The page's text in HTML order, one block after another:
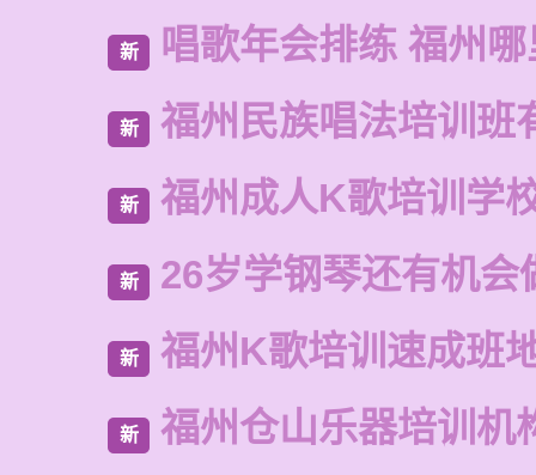
新 唱歌年会排练 福州
新 福州民族唱法培训班
新 福州成人K歌培训学
新 26岁学钢琴还有机会
新 福州K歌培训速成班
新 福州仓山乐器培训机